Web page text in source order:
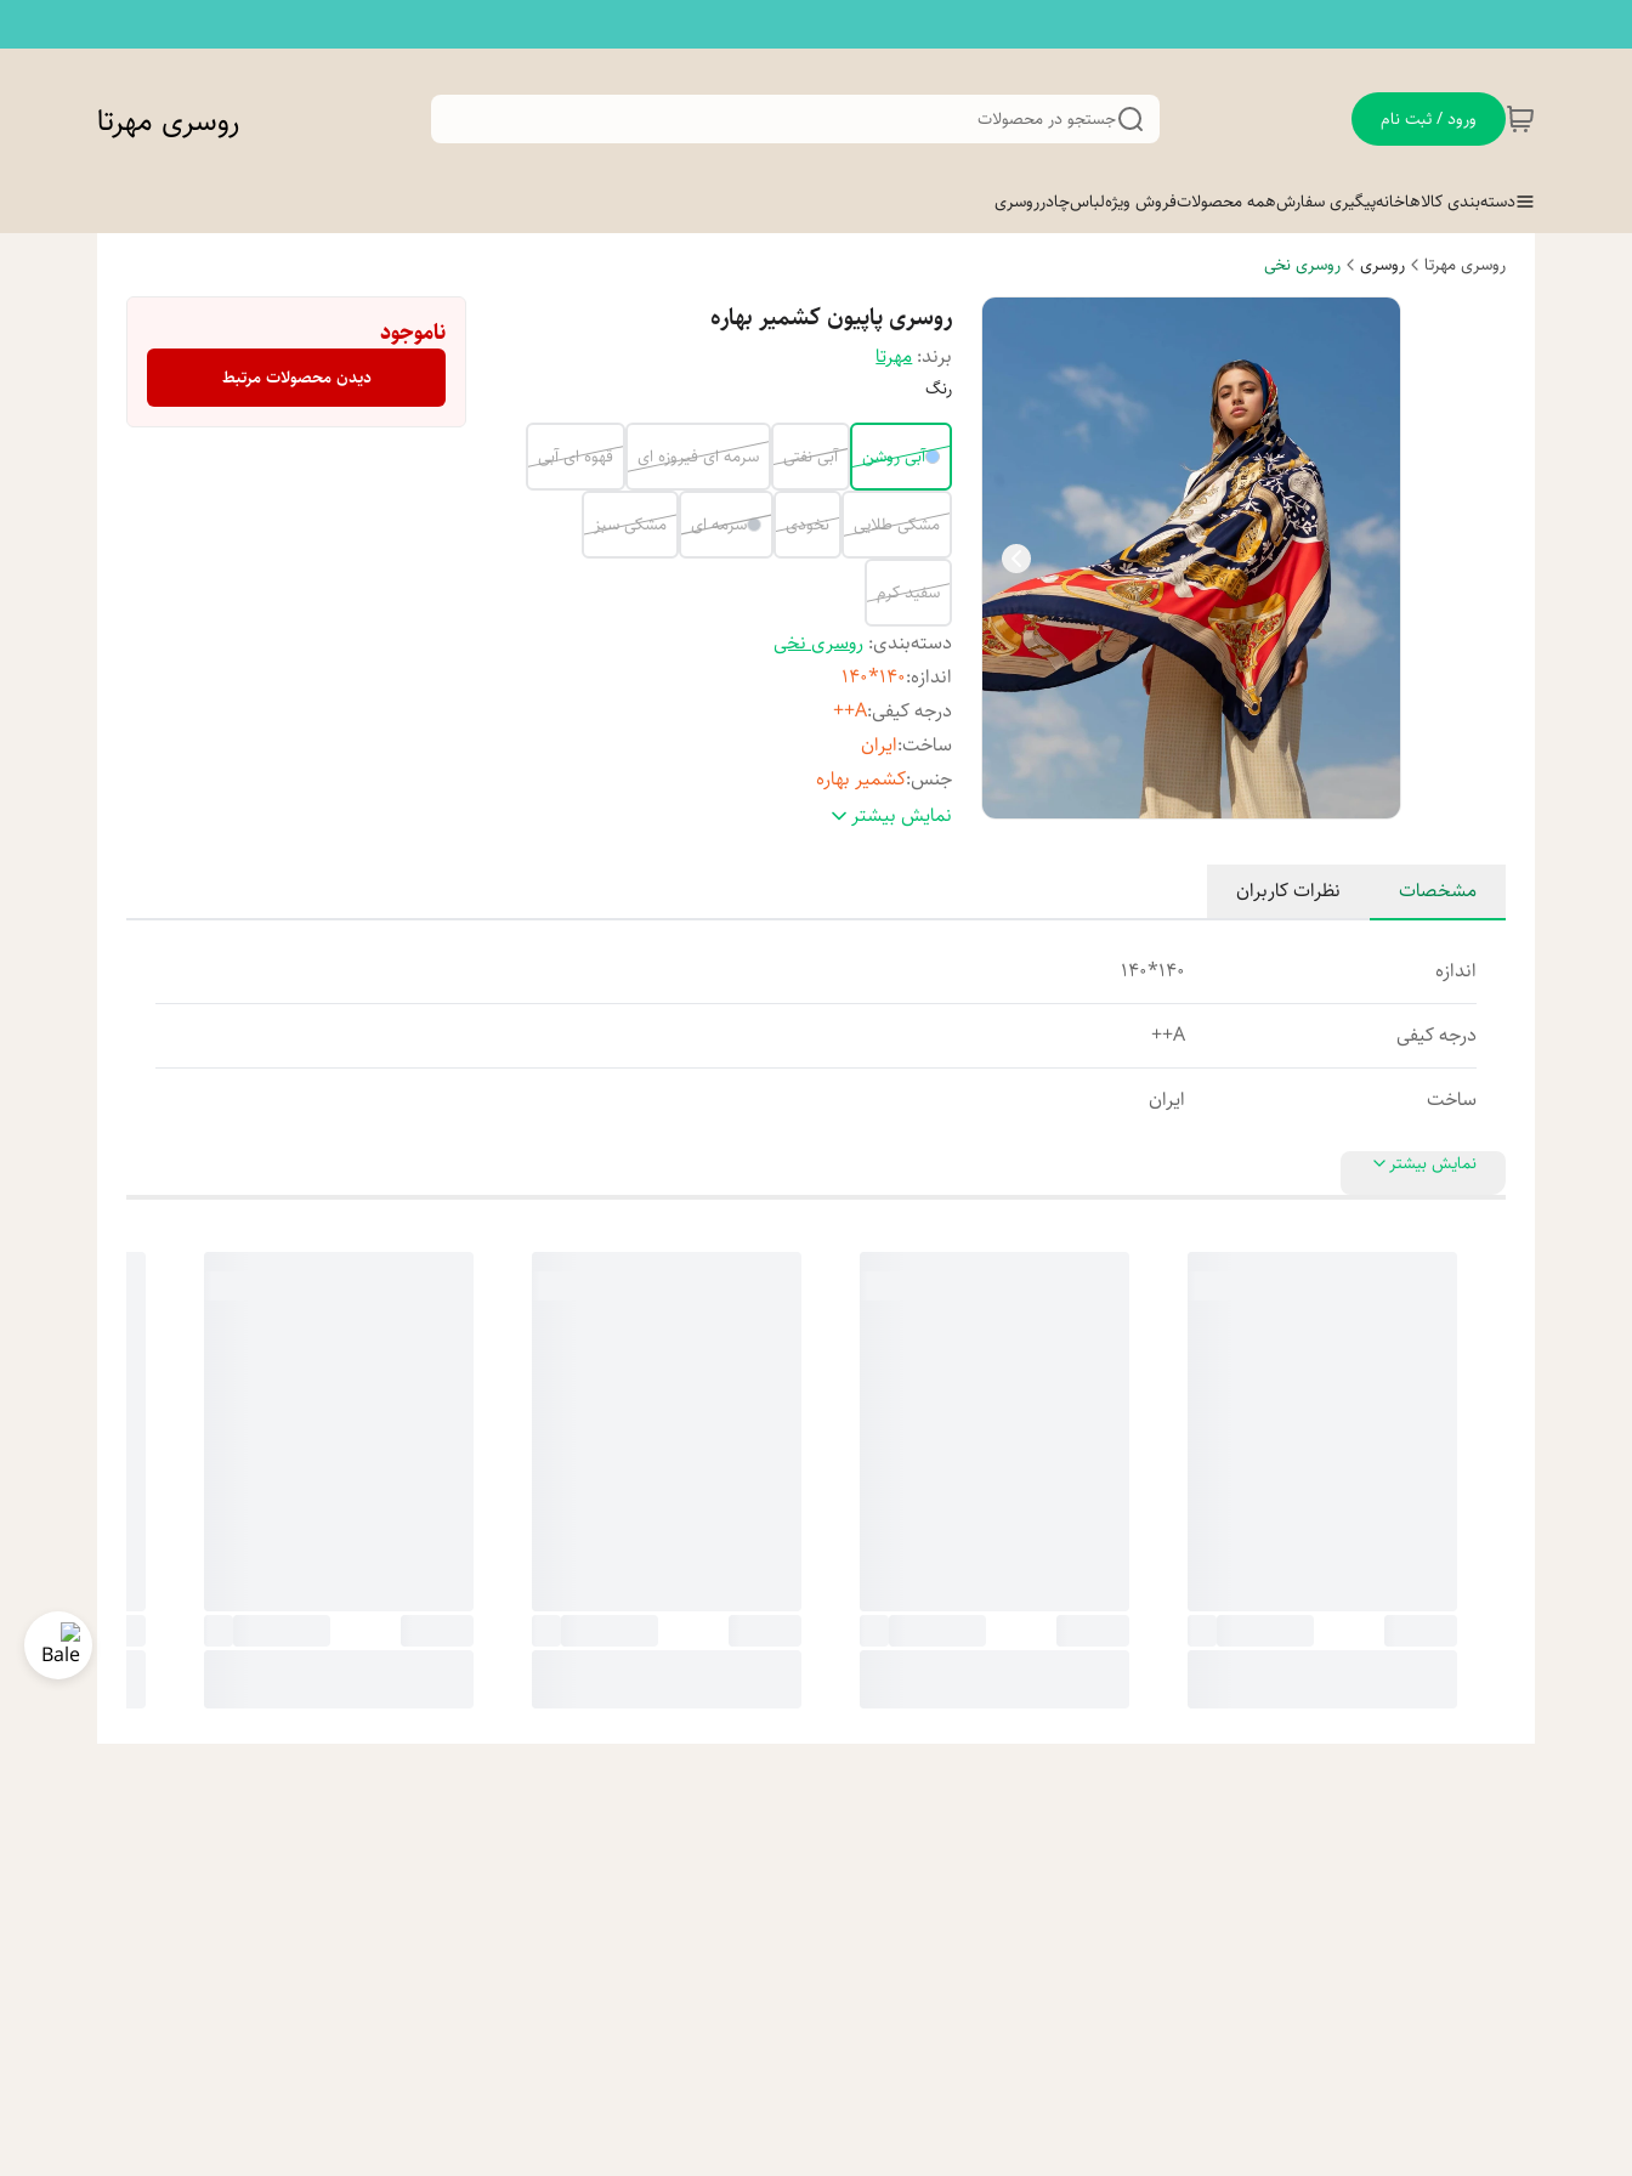
ورود / ثبت نام جستجو در محصولات روسری مهرتا
دسته‌بندی کالاهاخانهپیگیری سفارشهمه محصولاتفروش ویژهلباسچادرروسری
روسری مهرتا روسری روسری نخی
روسری پاپیون کشمیر بهاره
برند:مهرتا
رنگ
آبی روشن آبی نفتی سرمه ای فیروزه ای قهوه ای آبی
مشکی طلایی نخودی سرمه ای مشکی سبز
سفید کرم
دسته‌بندی: روسری نخی
اندازه:
140*140
درجه کیفی:
A++
ساخت:ایران
جنس:کشمیر بهاره
استایل: رسمی و نیمه رسمی- فانتزی و مدرننمایش بیشتر
ناموجود
دیدن محصولات مرتبط
مشخصات نظرات کاربران
اندازه 140*140
درجه کیفی A++
ساخت ایران
نمایش بیشتر